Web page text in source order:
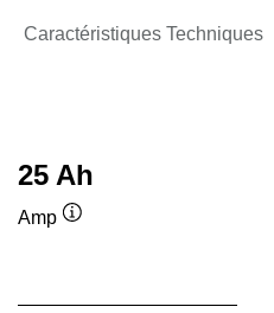
Caractéristiques Techniques
25 Ah
Amp